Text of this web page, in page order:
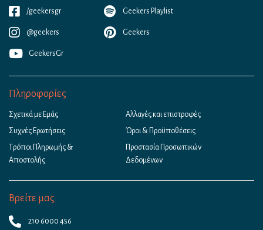
/geekersgr
@geekers
GeekersGr
Geekers Playlist
Geekers
Πληροφορίες
Σχετικά με Εμάς
Συχνές Ερωτήσεις
Τρόποι Πληρωμής &
Αποστολής
Αλλαγές και επιστροφές
Όροι & Προϋποθέσεις
Προστασία Προσωπικών
Δεδομένων
Βρείτε μας
210 6000 456